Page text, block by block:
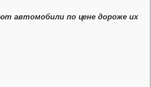
автомобили по цене дороже их